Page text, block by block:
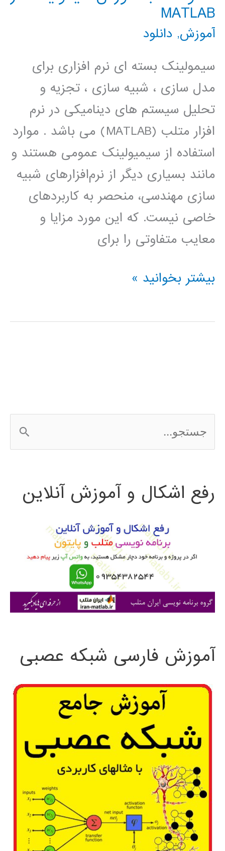
افزار
های
مفید
ریاضی
MATLAB
آموزش, دانلود
سیمولینک بسته ای نرم افزاری برای
مدل سازی ، شبیه سازی ، تجزیه و
تحلیل سیستم های دینامیکی در نرم
افزار متلب (MATLAB) می باشد . موارد
استفاده از سیمیولینک عمومی هستند و
مانند بسیاری دیگر از نرم‌افزارهای شبیه
سازی مهندسی، منحصر به کاربردهای
خاصی نیست. که این مورد مزایا و
معایب متفاوتی را برای
دانلود
آموزش
بیشتر بخوانید »
س
ج
ی
رفع اشکال و آموزش آنلاین
آموزش فارسی شبکه عصبی